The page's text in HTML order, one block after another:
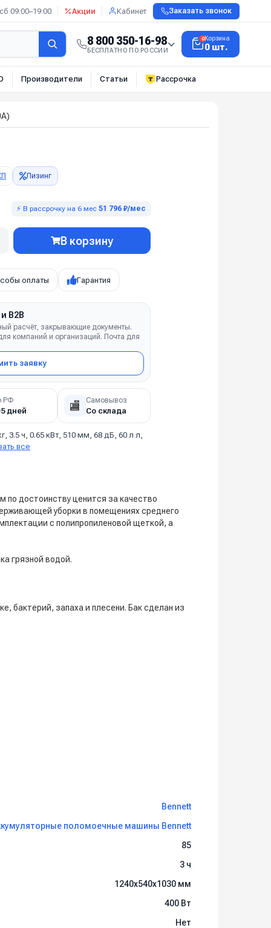
09:00–19:00 Акции Кабинет Заказать звонок
8 800 350-16-98
БЕСПЛАТНО ПО РОССИИ
0Корзина
0 шт.
Производители Статьи Рассрочка
Лизинг
⚡ В рассрочку на 6 мес51 796 ₽/мес
В корзину
оплаты Гарантия
B2B
расчёт, закрывающие документы.
компаний и организаций. Почта для
заявку
РФ
дней 🏬 Самовывоз
Со склада
3.5 ч, 0.65 кВт, 510 мм, 68 дБ, 60 л л,
все
достоинству ценится за качество
уборки в помещениях среднего
с полипропиленовой щеткой, а
грязной водой.
бактерий, запаха и плесени. Бак сделан из
Bennett
поломоечные машины Bennett
85
3 ч
1240х540х1030 мм
400 Вт
Нет